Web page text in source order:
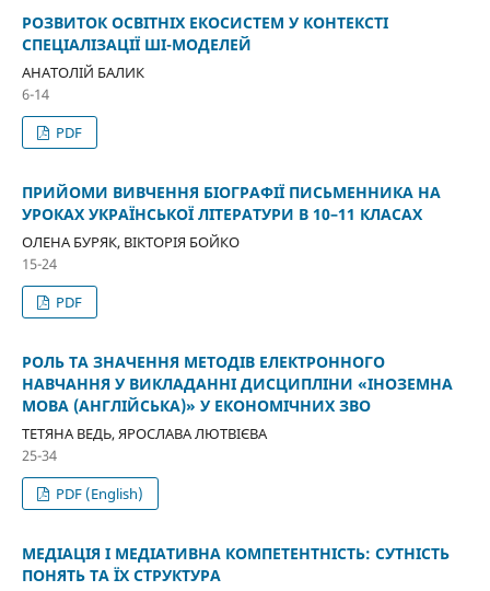
РОЗВИТОК ОСВІТНІХ ЕКОСИСТЕМ У КОНТЕКСТІ
СПЕЦІАЛІЗАЦІЇ ШІ-МОДЕЛЕЙ
АНАТОЛІЙ БАЛИК
6-14
PDF
ПРИЙОМИ ВИВЧЕННЯ БІОГРАФІЇ ПИСЬМЕННИКА НА
УРОКАХ УКРАЇНСЬКОЇ ЛІТЕРАТУРИ В 10–11 КЛАСАХ
ОЛЕНА БУРЯК, ВІКТОРІЯ БОЙКО
15-24
PDF
РОЛЬ ТА ЗНАЧЕННЯ МЕТОДІВ ЕЛЕКТРОННОГО
НАВЧАННЯ У ВИКЛАДАННІ ДИСЦИПЛІНИ «ІНОЗЕМНА
МОВА (АНГЛІЙСЬКА)» У ЕКОНОМІЧНИХ ЗВО
ТЕТЯНА ВЕДЬ, ЯРОСЛАВА ЛЮТВІЄВА
25-34
PDF (English)
МЕДІАЦІЯ І МЕДІАТИВНА КОМПЕТЕНТНІСТЬ: СУТНІСТЬ
ПОНЯТЬ ТА ЇХ СТРУКТУРА